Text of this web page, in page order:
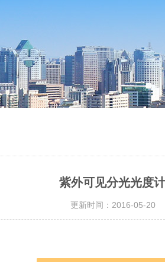
紫外可见分光光度
更新时间：2016-05-20